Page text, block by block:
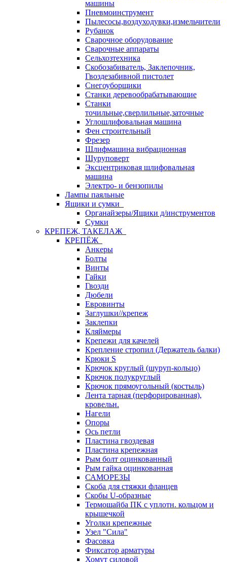
машины
Пневмоинструмент
Пылесосы,воздуходувки,измельчители
Рубанок
Сварочное оборудование
Сварочные аппараты
Сельхозтехника
Скобозабиватель, Заклепочник,
Гвоздезабивной пистолет
Снегоуборщики
Станки деревообрабатывающие
Станки
точильные,сверлильные,заточные
Углошлифовальная машина
Фен строительный
Фрезер
Шлифмашина вибрационная
Шуруповерт
Эксцентриковая шлифовальная
машина
Электро- и бензопилы
Лампы паяльные
Ящики и сумки
Органайзеры/Ящики д/инструментов
Сумки
КРЕПЕЖ, ТАКЕЛАЖ
КРЕПЁЖ
Анкеры
Болты
Винты
Гайки
Гвозди
Дюбели
Евровинты
Заглушки//крепеж
Заклепки
Кляймеры
Крепежи для качелей
Крепление стропил (Держатель балки)
Крюки S
Крючок круглый (шуруп-кольцо)
Крючок полукруглый
Крючок прямоугольный (костыль)
Лента тарная (перфорированная),
кровельн.
Нагели
Опоры
Ось петли
Пластина гвоздевая
Пластина крепежная
Рым болт оцинкованный
Рым гайка оцинкованная
САМОРЕЗЫ
Скоба для стяжки фланцев
Скобы U-образные
Термошайба ПК с уплотн. кольцом и
крышечкой
Уголки крепежные
Узел "Сила"
Фасовка
Фиксатор арматуры
Хомут силовой